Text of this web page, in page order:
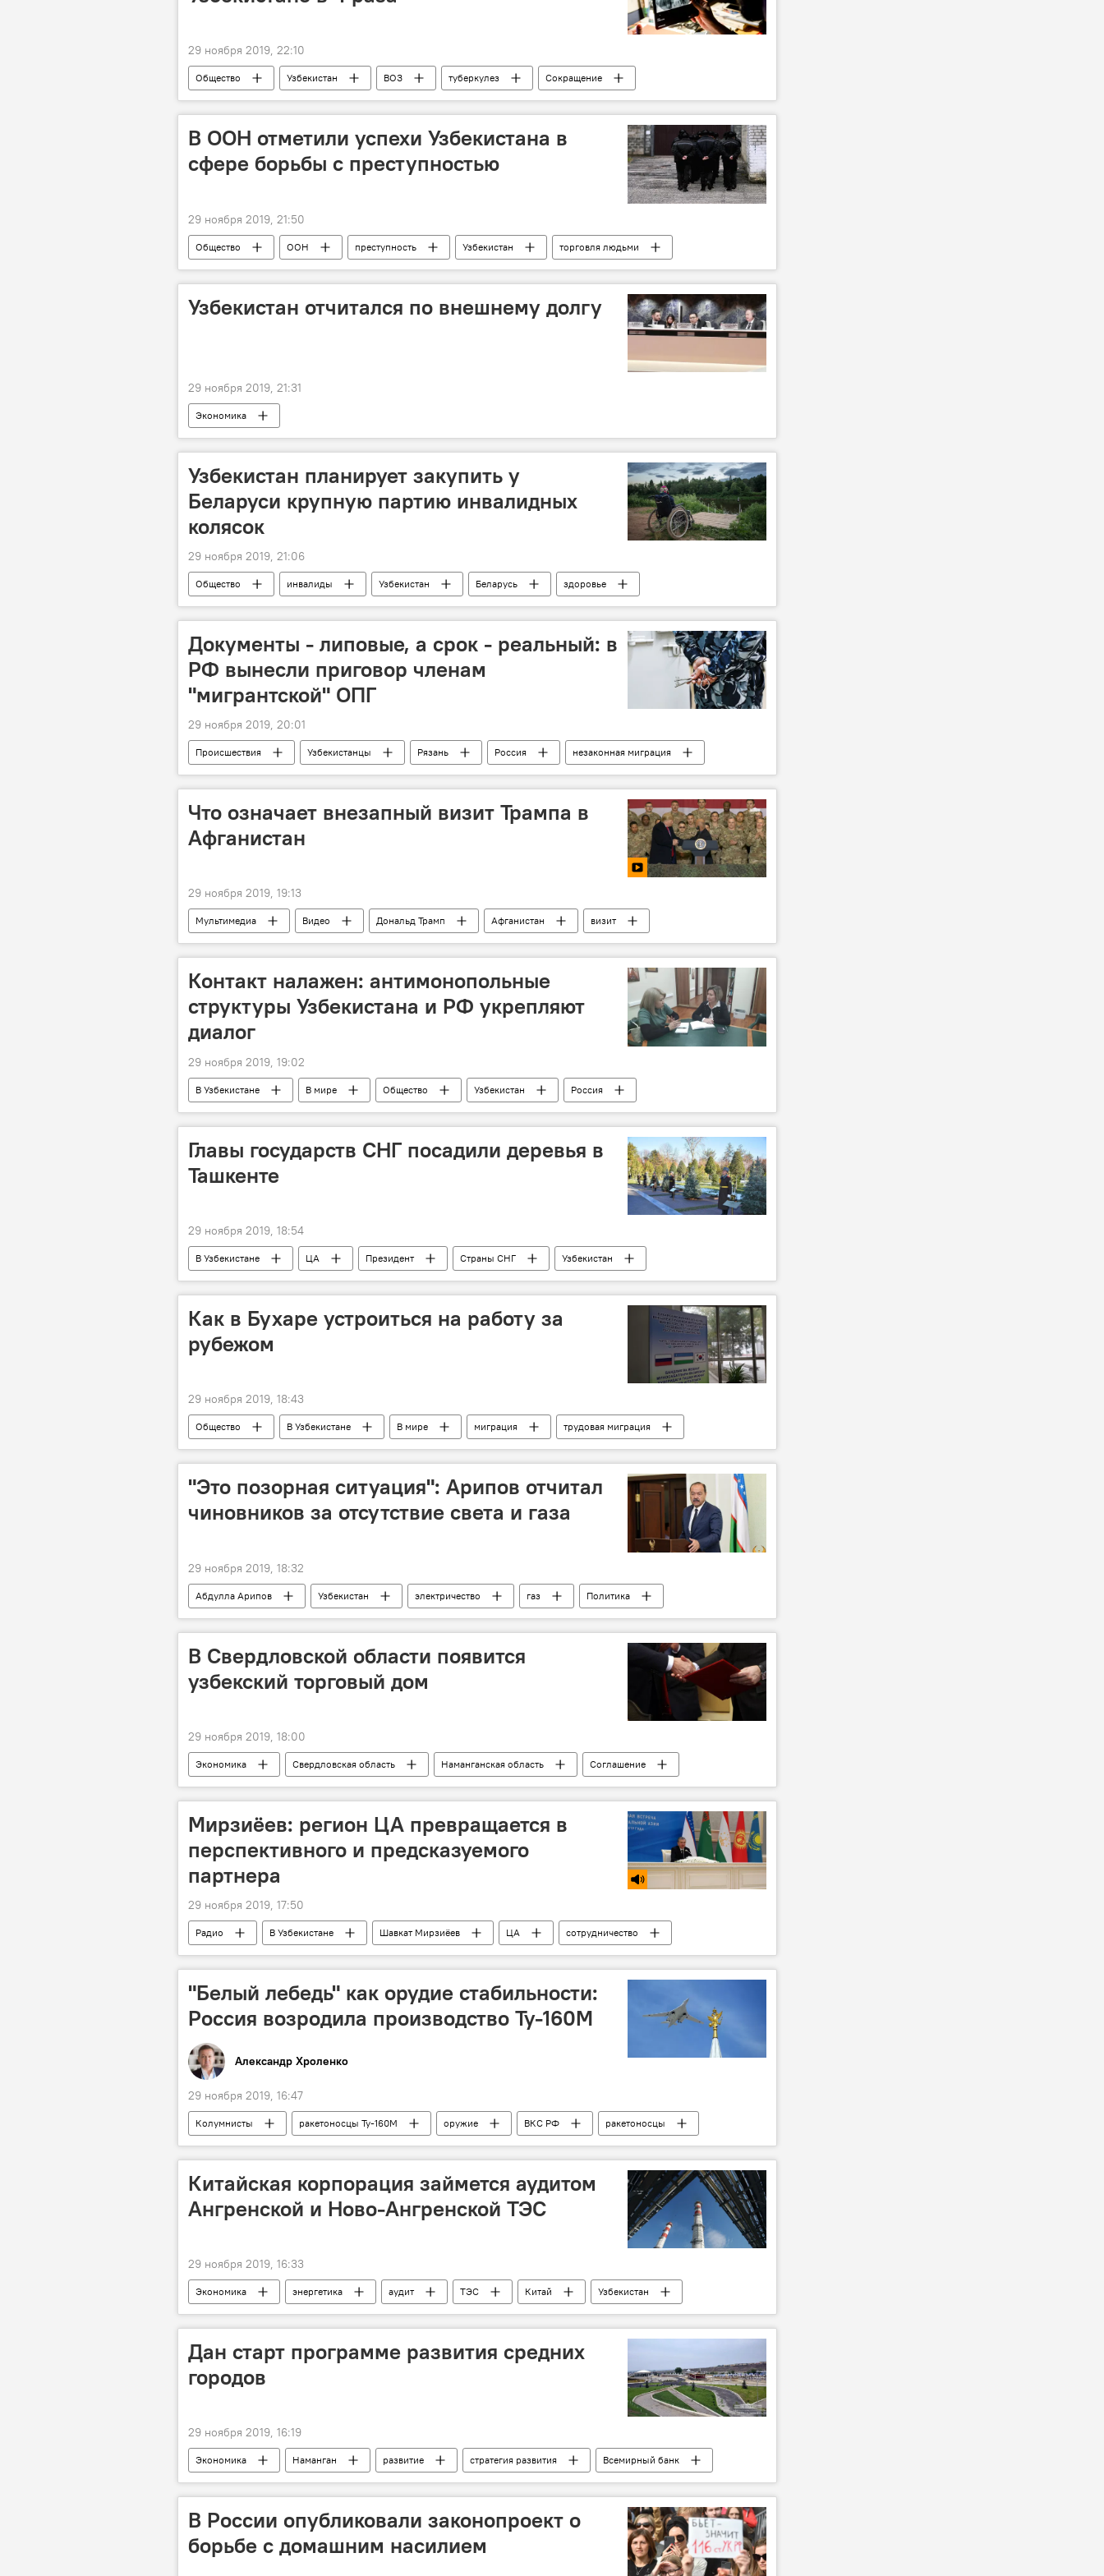
29 ноября 2019, 22:10
Общество Узбекистан ВОЗ туберкулез
Сокращение
заболевания
лечение
В ООН отметили успехи Узбекистана в
сфере борьбы с преступностью
29 ноября 2019, 21:50
Общество ООН преступность Узбекистан торговля людьми
Узбекистан отчитался по внешнему долгу
29 ноября 2019, 21:31
Экономика
Узбекистан планирует закупить у
Беларуси крупную партию инвалидных
колясок
29 ноября 2019, 21:06
Общество инвалиды Узбекистан Беларусь здоровье
Документы - липовые, а срок - реальный: в
РФ вынесли приговор членам
"мигрантской" ОПГ
29 ноября 2019, 20:01
Происшествия Узбекистанцы Рязань Россия незаконная миграция
Что означает внезапный визит Трампа в
Афганистан
29 ноября 2019, 19:13
Мультимедиа Видео Дональд Трамп Афганистан
визит
Талибан
Контакт налажен: антимонопольные
структуры Узбекистана и РФ укрепляют
диалог
29 ноября 2019, 19:02
В Узбекистане В мире Общество Узбекистан
Россия
сотрудничество
Антимонопольный комитет Узбекистана ФАС
Главы государств СНГ посадили деревья в
Ташкенте
29 ноября 2019, 18:54
В Узбекистане ЦА Президент Страны СНГ
Узбекистан
Вторая неформальная встреча лидеров стран ЦА в Ташкенте
Политика
Как в Бухаре устроиться на работу за
рубежом
29 ноября 2019, 18:43
Общество В Узбекистане В мире миграция
трудовая миграция
Бухара
Узбекистан
"Это позорная ситуация": Арипов отчитал
чиновников за отсутствие света и газа
29 ноября 2019, 18:32
Абдулла Арипов Узбекистан электричество газ Политика
В Свердловской области появится
узбекский торговый дом
29 ноября 2019, 18:00
Экономика Свердловская область Наманганская область
Соглашение
торговый дом
рынок Торговля Экономика
Медицина
Мирзиёев: регион ЦА превращается в
перспективного и предсказуемого
партнера
29 ноября 2019, 17:50
Радио В Узбекистане Шавкат Мирзиёев ЦА
сотрудничество
Вторая неформальная встреча лидеров стран ЦА в Ташкенте
Политика
"Белый лебедь" как орудие стабильности:
Россия возродила производство Ту-160М
Александр Хроленко
29 ноября 2019, 16:47
Колумнисты ракетоносцы Ту-160М оружие ВКС РФ
ракетоносцы
модернизация
самолет Ракеты Россия
Китайская корпорация займется аудитом
Ангренской и Ново-Ангренской ТЭС
29 ноября 2019, 16:33
Экономика энергетика аудит ТЭС Китай Узбекистан
Дан старт программе развития средних
городов
29 ноября 2019, 16:19
Экономика Наманган развитие стратегия развития
Всемирный банк
Кредит
проект
В России опубликовали законопроект о
борьбе с домашним насилием